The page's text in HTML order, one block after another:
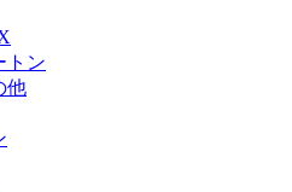
トン
他